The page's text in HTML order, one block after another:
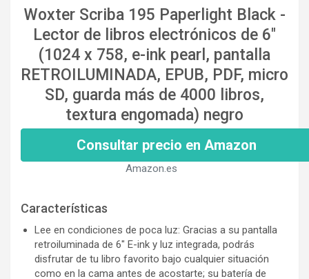
Woxter Scriba 195 Paperlight Black -
Lector de libros electrónicos de 6"
(1024 x 758, e-ink pearl, pantalla
RETROILUMINADA, EPUB, PDF, micro
SD, guarda más de 4000 libros,
textura engomada) negro
Consultar precio en Amazon
Amazon.es
Características
Lee en condiciones de poca luz: Gracias a su pantalla
retroiluminada de 6" E-ink y luz integrada, podrás
disfrutar de tu libro favorito bajo cualquier situación
como en la cama antes de acostarte; su batería de